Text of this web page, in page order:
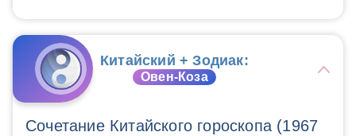
Китайский + Зодиак:
Овен-Коза
Сочетание Китайского гороскопа (1967